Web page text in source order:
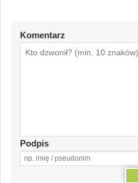
Komentarz
Podpis